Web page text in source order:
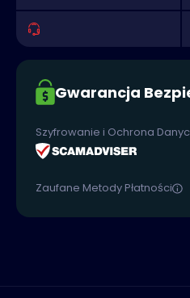
Gwarancja
Szyfrowanie i Ochrona
Zaufane Metody Płatności